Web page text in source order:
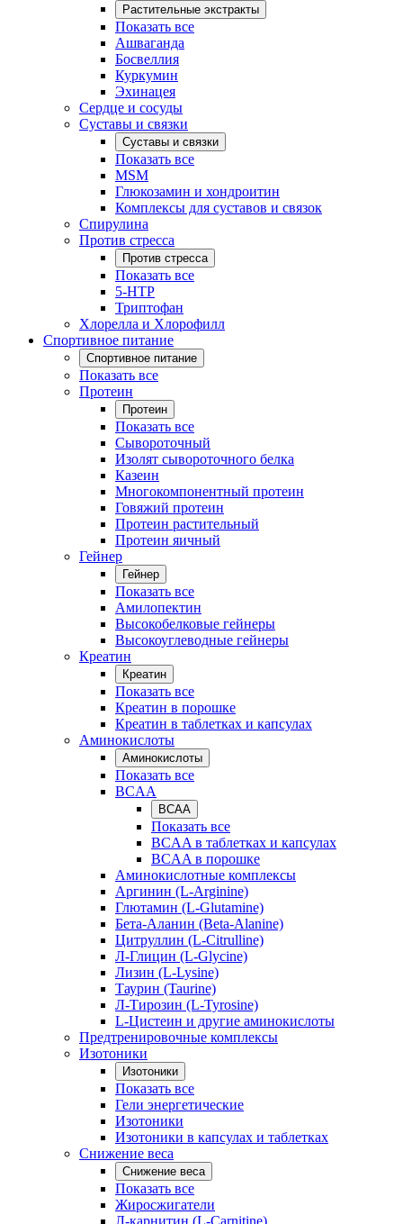
Растительные экстракты
Показать все
Ашваганда
Босвеллия
Куркумин
Эхинацея
Сердце и сосуды
Суставы и связки
Суставы и связки
Показать все
MSM
Глюкозамин и хондроитин
Комплексы для суставов и связок
Спирулина
Против стресса
Против стресса
Показать все
5-HTP
Триптофан
Хлорелла и Хлорофилл
Спортивное питание
Спортивное питание
Показать все
Протеин
Протеин
Показать все
Сывороточный
Изолят сывороточного белка
Казеин
Многокомпонентный протеин
Говяжий протеин
Протеин растительный
Протеин яичный
Гейнер
Гейнер
Показать все
Амилопектин
Высокобелковые гейнеры
Высокоуглеводные гейнеры
Креатин
Креатин
Показать все
Креатин в порошке
Креатин в таблетках и капсулах
Аминокислоты
Аминокислоты
Показать все
BCAA
BCAA
Показать все
BCAA в таблетках и капсулах
BCAA в порошке
Аминокислотные комплексы
Аргинин (L-Arginine)
Глютамин (L-Glutamine)
Бета-Аланин (Beta-Alanine)
Цитруллин (L-Citrulline)
Л-Глицин (L-Glycine)
Лизин (L-Lysine)
Таурин (Taurine)
Л-Тирозин (L-Tyrosine)
L-Цистеин и другие аминокислоты
Предтренировочные комплексы
Изотоники
Изотоники
Показать все
Гели энергетические
Изотоники
Изотоники в капсулах и таблетках
Снижение веса
Снижение веса
Показать все
Жиросжигатели
Л-карнитин (L-Carnitine)